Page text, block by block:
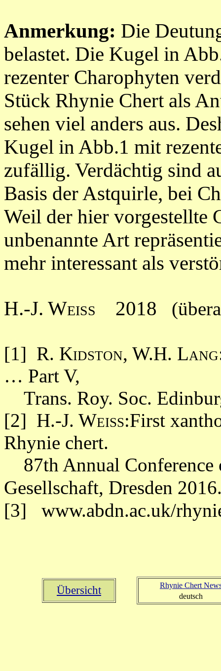
Anmerkung: Die
belastet. Die Kugel in
rezenter Charophyten
Stück Rhynie Chertals
sehen viel anders aus.
Kugel in Abb.1 mit
zufällig. Verdächtig sind
Basis der Astquirle, bei
Weil der hier vorgestellte
unbenannte Art
mehr interessant als
H.-J. Weiss 2018
[1] R. Kidston, W.H. Lang
… Part V,
Trans. Roy. Soc.
[2] H.-J. Weiss:First
Rhynie chert.
87th Annual Conference
Gesellschaft, Dresden
[3] www.abdn.ac.uk/
Übersicht
Rhynie Chert
deutsch